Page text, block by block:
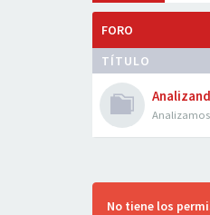
FORO
TÍTULO
No tiene los